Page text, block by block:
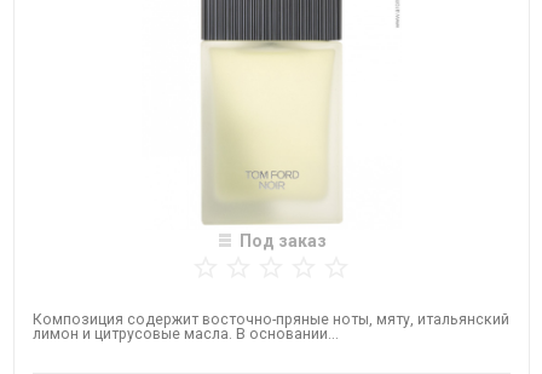
Под заказ
Композиция содержит восточно-пряные ноты, мяту, итальянский
лимон и цитрусовые масла. В основании...